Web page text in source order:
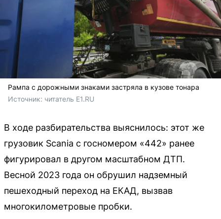
Рампа с дорожными знаками застряла в кузове тонара
Источник: читатель E1.RU
В ходе разбирательства выяснилось: этот же
грузовик Scania с госномером «442» ранее
фигурировал в другом масштабном ДТП.
Весной 2023 года он обрушил надземный
пешеходный переход на ЕКАД, вызвав
многокилометровые пробки.